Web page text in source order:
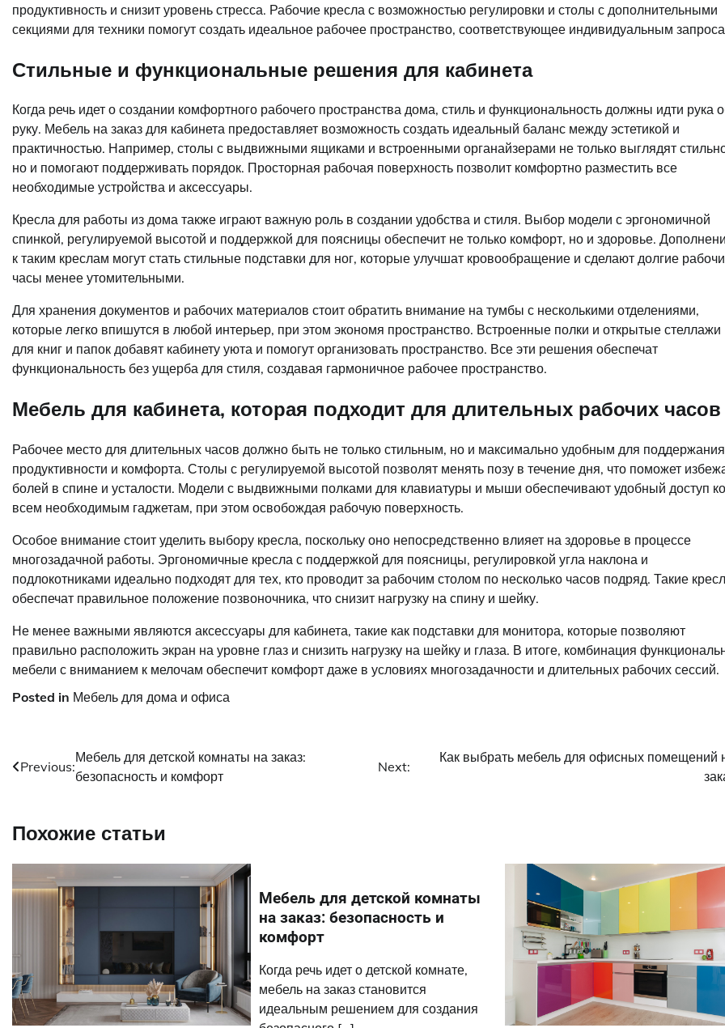
продуктивность и снизит уровень стресса. Рабочие кресла с возможностью регулировки и столы с дополнительными
секциями для техники помогут создать идеальное рабочее пространство, соответствующее индивидуальным
Стильные и функциональные решения для кабинета
Когда речь идет о создании комфортного рабочего пространства дома, стиль и функциональность должны идти рука
руку. Мебель на заказ для кабинета предоставляет возможность создать идеальный баланс между эстетикой и
практичностью. Например, столы с выдвижными ящиками и встроенными органайзерами не только выглядят
но и помогают поддерживать порядок. Просторная рабочая поверхность позволит комфортно разместить все
необходимые устройства и аксессуары.
Кресла для работы из дома также играют важную роль в создании удобства и стиля. Выбор модели с эргономичной
спинкой, регулируемой высотой и поддержкой для поясницы обеспечит не только комфорт, но и здоровье.
к таким креслам могут стать стильные подставки для ног, которые улучшат кровообращение и сделают долгие
часы менее утомительными.
Для хранения документов и рабочих материалов стоит обратить внимание на тумбы с несколькими отделениями,
которые легко впишутся в любой интерьер, при этом экономя пространство. Встроенные полки и открытые стеллажи
для книг и папок добавят кабинету уюта и помогут организовать пространство. Все эти решения обеспечат
функциональность без ущерба для стиля, создавая гармоничное рабочее пространство.
Мебель для кабинета, которая подходит для длительных рабочих часов
Рабочее место для длительных часов должно быть не только стильным, но и максимально удобным для поддержания
продуктивности и комфорта. Столы с регулируемой высотой позволят менять позу в течение дня, что поможет
болей в спине и усталости. Модели с выдвижными полками для клавиатуры и мыши обеспечивают удобный доступ ко
всем необходимым гаджетам, при этом освобождая рабочую поверхность.
Особое внимание стоит уделить выбору кресла, поскольку оно непосредственно влияет на здоровье в процессе
многозадачной работы. Эргономичные кресла с поддержкой для поясницы, регулировкой угла наклона и
подлокотниками идеально подходят для тех, кто проводит за рабочим столом по несколько часов подряд. Такие
обеспечат правильное положение позвоночника, что снизит нагрузку на спину и шейку.
Не менее важными являются аксессуары для кабинета, такие как подставки для монитора, которые позволяют
правильно расположить экран на уровне глаз и снизить нагрузку на шейку и глаза. В итоге, комбинация
мебели с вниманием к мелочам обеспечит комфорт даже в условиях многозадачности и длительных рабочих сессий.
Posted in Мебель для дома и офиса
Навигация
Previous:
Мебель для детской комнаты на заказ:
безопасность и комфорт
Next:
Как выбрать мебель для офисных помещений
Похожие статьи
Мебель для детской комнаты
на заказ: безопасность и
комфорт
Когда речь идет о детской комнате,
мебель на заказ становится
идеальным решением для создания